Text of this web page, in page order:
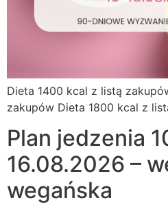
Dieta 1400 kcal z listą
zakupów Dieta 1800 kcal z
Plan jedzenia
16.08.2026 –
wegańska